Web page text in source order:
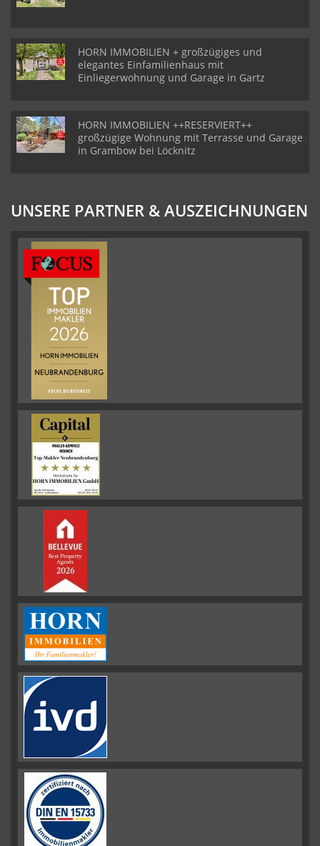
HORN IMMOBILIEN + großzügiges und
elegantes Einfamilienhaus mit
Einliegerwohnung und Garage in Gartz
HORN IMMOBILIEN ++RESERVIERT++
großzügige Wohnung mit Terrasse und Garage
in Grambow bei Löcknitz
UNSERE PARTNER & AUSZEICHNUNGEN